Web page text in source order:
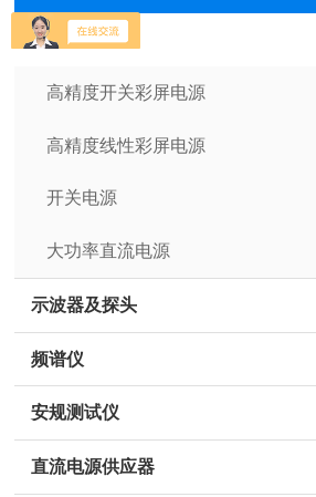
裕登直流电源
高精度开关彩屏电源
高精度线性彩屏电源
开关电源
大功率直流电源
示波器及探头
频谱仪
安规测试仪
直流电源供应器